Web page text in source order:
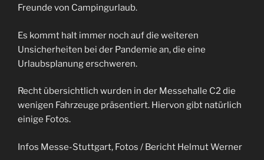
Freunde von Campingurlaub.
Es kommt halt immer noch auf die weiteren
Unsicherheiten bei der Pandemie an, die eine
Urlaubsplanung erschweren.
Recht übersichtlich wurden in der Messehalle C2 die
wenigen Fahrzeuge präsentiert. Hiervon gibt natürlich
einige Fotos.
Infos Messe-Stuttgart, Fotos / Bericht Helmut Werner